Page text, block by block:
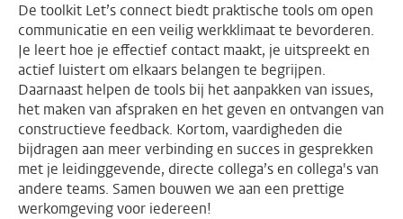
De toolkit Let’s connect biedt praktische tools om open
communicatie en een veilig werkklimaat te bevorderen.
Je leert hoe je effectief contact maakt, je uitspreekt en
actief luistert om elkaars belangen te begrijpen.
Daarnaast helpen de tools bij het aanpakken van issues,
het maken van afspraken en het geven en ontvangen van
constructieve feedback. Kortom, vaardigheden die
bijdragen aan meer verbinding en succes in gesprekken
met je leidinggevende, directe collega’s en collega's van
andere teams. Samen bouwen we aan een prettige
werkomgeving voor iedereen!